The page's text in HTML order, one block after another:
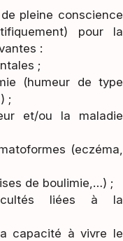
pleine conscience
pour la
:
;
(humeur de type
;
et/ou la maladie
(eczéma,
de boulimie,…) ;
liées à la
capacité à vivre le